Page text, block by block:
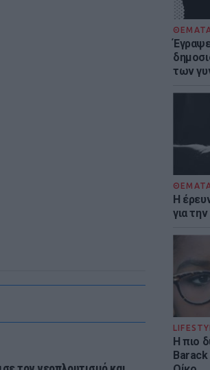
των
Η
για
Η πιο